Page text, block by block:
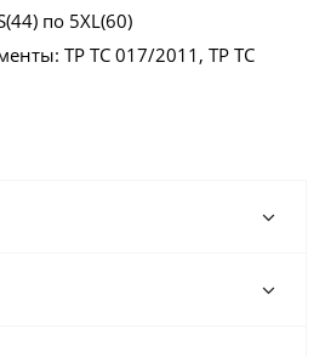
по 5XL(60)
ТР ТС 017/2011, ТР ТС